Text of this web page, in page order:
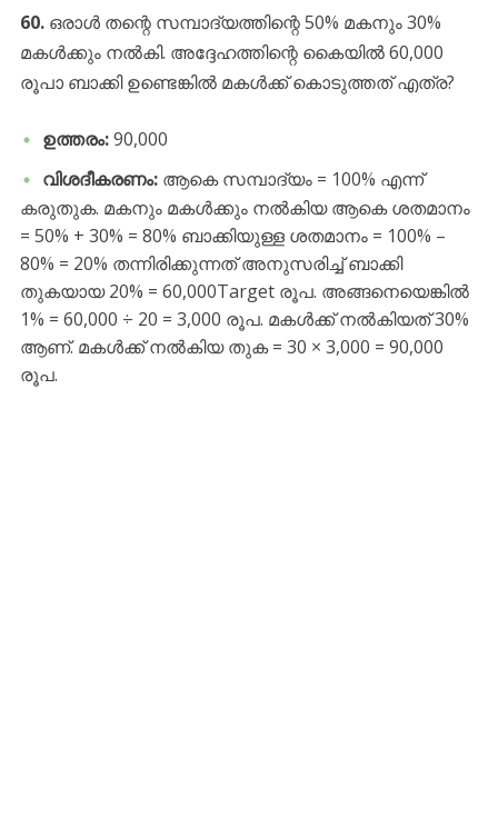
60.ഒരാൾ തന്റെ സമ്പാദ്യത്തിന്റെ 50% മകനും 30%
മകൾക്കും നൽകി. അദ്ദേഹത്തിന്റെ കൈയിൽ 60,000
രൂപാ ബാക്കി ഉണ്ടെങ്കിൽ മകൾക്ക് കൊടുത്തത് എത്ര?
ഉത്തരം:90,000
വിശദീകരണം:ആകെ സമ്പാദ്യം = 100% എന്ന്
കരുതുക. മകനും മകൾക്കും നൽകിയ ആകെ ശതമാനം
= 50% + 30% = 80% ബാക്കിയുള്ള ശതമാനം = 100% –
80% = 20% തന്നിരിക്കുന്നത് അനുസരിച്ച് ബാക്കി
തുകയായ 20% = 60,000Target രൂപ. അങ്ങനെയെങ്കിൽ
1% = 60,000 ÷ 20 = 3,000 രൂപ. മകൾക്ക് നൽകിയത് 30%
ആണ്. മകൾക്ക് നൽകിയ തുക = 30 × 3,000 = 90,000
രൂപ.